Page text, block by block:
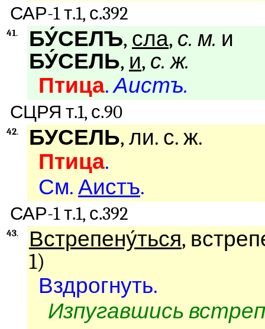
САР-1 т.1, с.392
41. БУ́СЕЛЪ, сла, с. м. и
БУ́СЕЛЬ, и, с. ж.
Птица.Аистъ.
СЦРЯ т.1, с.90
42. БУСЕЛЬ, ли. с. ж.
Птица.
См. Аистъ.
САР-1 т.1, с.392
43. Встрепену́ться,
1)
Вздрогнуть.
Изпугавшись